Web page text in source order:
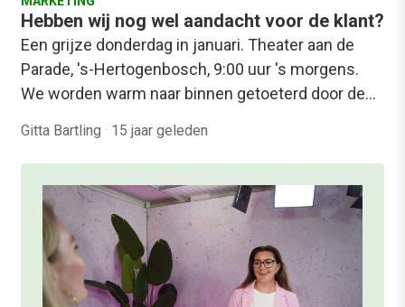
Hebben wij nog wel aandacht voor de klant?
Een grijze donderdag in januari. Theater aan de
Parade, 's-Hertogenbosch, 9:00 uur 's morgens.
We worden warm naar binnen getoeterd door de…
Gitta Bartling · 15 jaar geleden